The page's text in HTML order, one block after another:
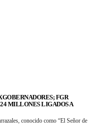
FGR
MILLONES LIGADOS A
conocido como “El Señor de